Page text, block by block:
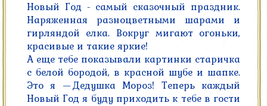
Новый Год - самый сказочный праздник.
Наряженная разноцветными шарами и
гирляндой елка. Вокруг мигают огоньки,
красивые и такие яркие!
А еще тебе показывали картинки старичка
с белой бородой, в красной шубе и шапке.
Это я —Дедушка Мороз! Теперь каждый
Новый Год я буду приходить к тебе в гости